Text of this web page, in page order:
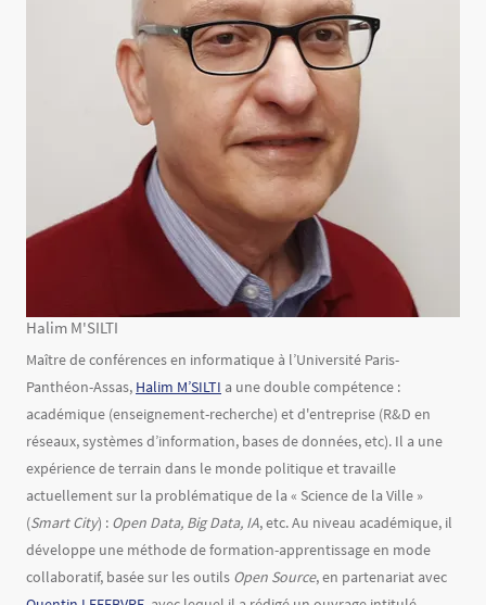
Texte
Halim M'SILTI
Maître de conférences en informatique à l’Université Paris-
Panthéon-Assas, Halim M’SILTI a une double compétence :
académique (enseignement-recherche) et d'entreprise (R&D en
réseaux, systèmes d’information, bases de données, etc). Il a une
expérience de terrain dans le monde politique et travaille
actuellement sur la problématique de la « Science de la Ville »
(Smart City) : Open Data, Big Data, IA, etc. Au niveau académique, il
développe une méthode de formation-apprentissage en mode
collaboratif, basée sur les outils Open Source, en partenariat avec